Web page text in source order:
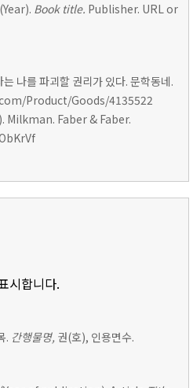
Book title. Publisher. URL or
나를 파괴할 권리가 있다. 문학동네.
Product/Goods/4135522
Milkman. Faber & Faber.
시합니다.
. 간행물명, 권(호), 인용면수.